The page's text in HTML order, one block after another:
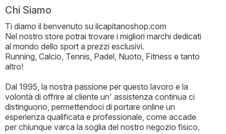
Chi Siamo
Ti diamo il benvenuto su ilcapitanoshop.com
Nel nostro store potrai trovare i migliori marchi dedicati
al mondo dello sport a prezzi esclusivi.
Running, Calcio, Tennis, Padel, Nuoto, Fitness e tanto
altro!
Dal 1995, la nostra passione per questo lavoro e la
volontà di offrire al cliente un' assistenza continua ci
distinguono, permettendoci di portare online un
esperienza qualificata e professionale, come accade
per chiunque varca la soglia del nostro negozio fisico.